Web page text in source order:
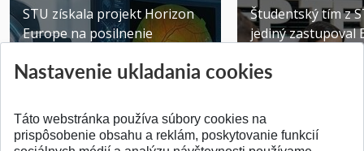
STU získala projekt Horizon
Europe na posilnenie
Publikované 31.07.2026
Študentský tím z
jediný zastupoval
Publikované
Nastavenie ukladania cookies
Táto webstránka používa súbory cookies na
prispôsobenie obsahu a reklám, poskytovanie funkcií